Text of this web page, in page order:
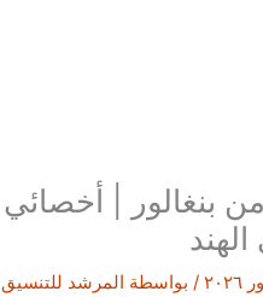
بنغالور | أخصائي
/ بواسطة المرشد